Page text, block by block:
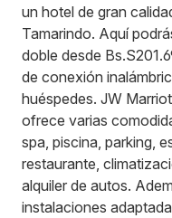
un hotel de gran
Tamarindo. Aquí
doble desde
de conexión
huéspedes. JW
ofrece varias
spa, piscina, parking,
restaurante,
alquiler de autos.
instalaciones